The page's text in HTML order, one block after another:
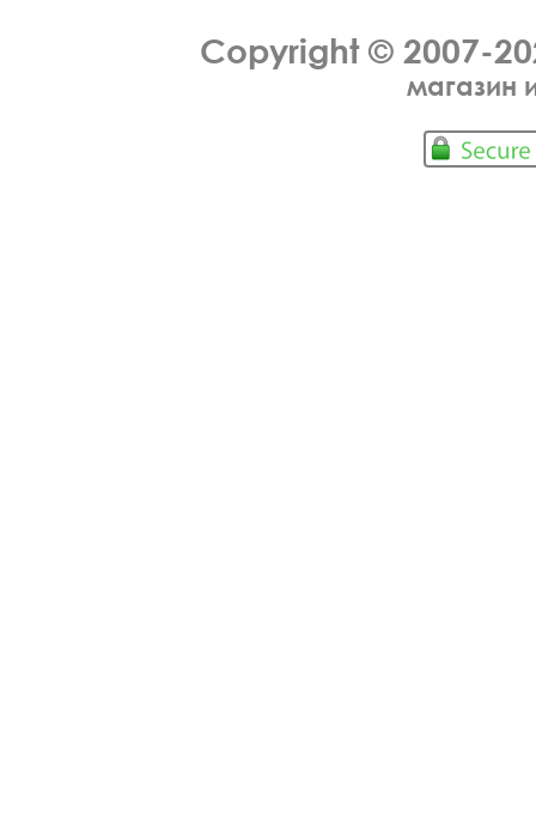
Copyright © 2007-
магазин